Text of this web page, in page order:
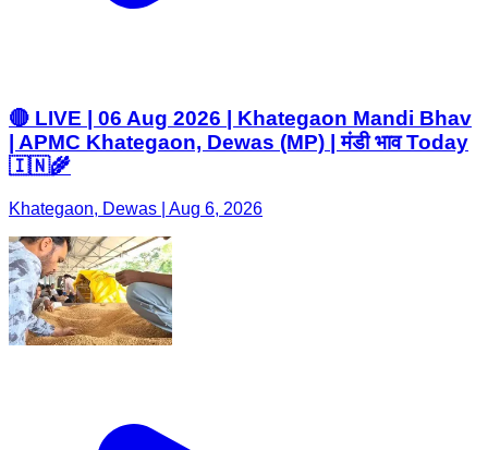
🔴 LIVE | 06 Aug 2026 | Khategaon Mandi Bhav
| APMC Khategaon, Dewas (MP) | मंडी भाव Today
🇮🇳🌾
Khategaon, Dewas | Aug 6, 2026